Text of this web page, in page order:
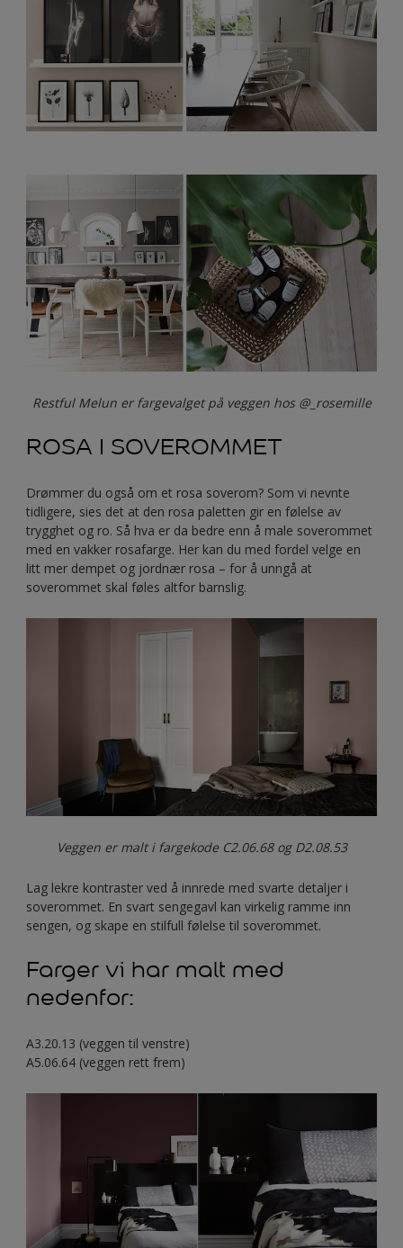
Restful Melun er fargevalget på veggen hos @_rosemille
ROSA I SOVEROMMET
Drømmer du også om et rosa soverom? Som vi nevnte
tidligere, sies det at den rosa paletten gir en følelse av
trygghet og ro. Så hva er da bedre enn å male soverommet
med en vakker rosafarge. Her kan du med fordel velge en
litt mer dempet og jordnær rosa – for å unngå at
soverommet skal føles altfor barnslig.
Veggen er malt i fargekode C2.06.68 og D2.08.53
Lag lekre kontraster ved å innrede med svarte detaljer i
soverommet. En svart sengegavl kan virkelig ramme inn
sengen, og skape en stilfull følelse til soverommet.
Farger vi har malt med
nedenfor:
A3.20.13 (veggen til venstre)
A5.06.64 (veggen rett frem)